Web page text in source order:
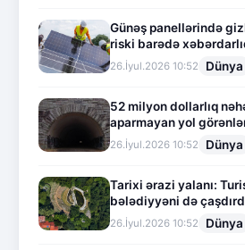
Günəş panellərində
riski barədə
26.İyul.2026 10:52 Dünya
52 milyon dollarlıq
aparmayan yol
26.İyul.2026 10:52 Dünya
Tarixi ərazi yalanı:
bələdiyyəni də
26.İyul.2026 10:52 Dünya